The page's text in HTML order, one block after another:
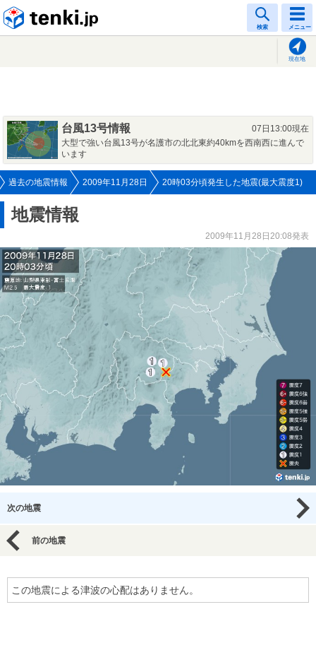
検索 メニュー
現在地
台風13号情報
07日13:00現在
大型で強い台風13号が名護市の北北東約40kmを西南西に進んで
います
過去の地震情報 2009年11月28日 20時03分頃発生した地震(最大震度1)
地震情報
2009年11月28日20:08発表
次の地震
前の地震
この地震による津波の心配はありません。